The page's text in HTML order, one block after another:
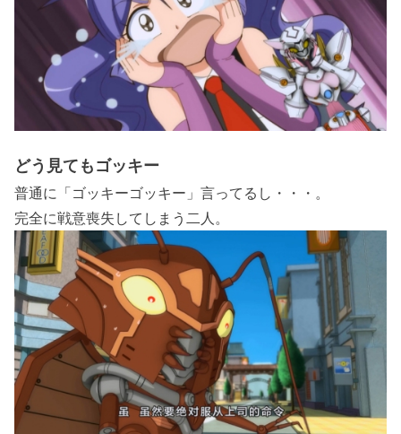
どう見てもゴッキー
普通に「ゴッキーゴッキー」言ってるし・・・。
完全に戦意喪失してしまう二人。